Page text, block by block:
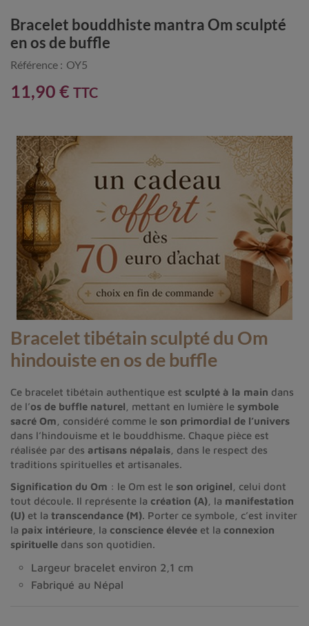
Bracelet bouddhiste mantra Om sculpté
en os de buffle
Référence : OY5
11,90 € TTC
Bracelet tibétain sculpté du Om
hindouiste en os de buffle
Ce bracelet tibétain authentique est sculpté à la main dans
de l’os de buffle naturel , mettant en lumière le symbole
sacré Om , considéré comme le son primordial de l’univers
dans l’hindouisme et le bouddhisme. Chaque pièce est
réalisée par des artisans népalais , dans le respect des
traditions spirituelles et artisanales.
Signification du Om : le Om est le son originel , celui dont
tout découle. Il représente la création (A) , la manifestation
(U) et la transcendance (M). Porter ce symbole, c’est inviter
la paix intérieure , la conscience élevée et la connexion
spirituelle dans son quotidien.
Largeur bracelet environ 2,1 cm
Fabriqué au Népal